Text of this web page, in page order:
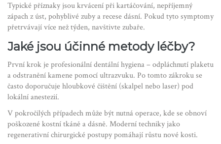
Typické příznaky jsou krvácení při kartáčování, nepříjemný
zápach z úst, pohyblivé zuby a recese dásní. Pokud tyto symptomy
přetrvávají více než týden, navštivte zubaře.
Jaké jsou účinné metody léčby?
První krok je profesionální dentální hygiena – odpláchnutí plaketu
a odstranění kamene pomocí ultrazvuku. Po tomto zákroku se
často doporučuje hloubkové čištění (skalpel nebo laser) pod
lokální anestezií.
V pokročilých případech může být nutná operace, kde se obnoví
poškozené kostní tkáně a dásně. Moderní techniky jako
regenerativní chirurgické postupy pomáhají růstu nové kosti.